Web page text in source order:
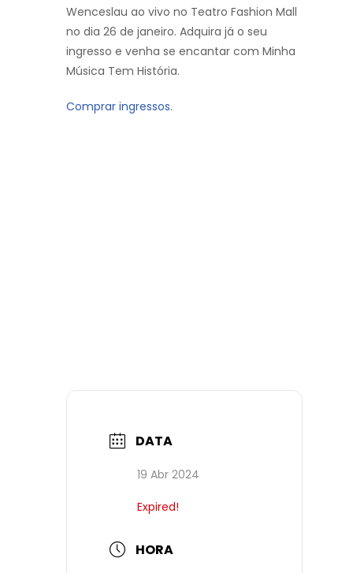
Wenceslau ao vivo no Teatro Fashion Mall
no dia 26 de janeiro. Adquira já o seu
ingresso e venha se encantar com Minha
Música Tem História.
Comprar ingressos.
DATA
19 Abr 2024
Expired!
HORA